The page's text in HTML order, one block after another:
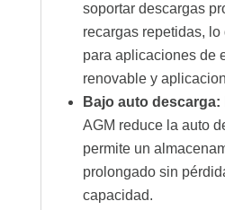
soportar descargas
recargas repetidas, lo
para aplicaciones de
renovable y
Bajo auto descarga:
AGM reduce la auto
permite un
prolongado sin
capacidad.